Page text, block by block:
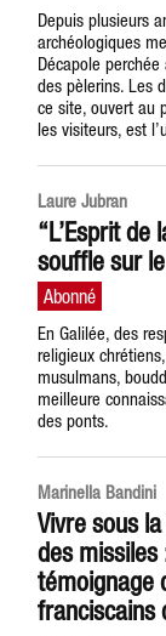
Depuis plusieurs
archéologiques
Décapole
des pèlerins. Les
ce site, ouvert au
les visiteurs, est
Laure Jubran
“L’Esprit de
souffle sur
En Galilée, des
religieux
musulmans,
meilleure
des ponts.
Marinella Bandini
Vivre sous
des missiles
témoignage
franciscains